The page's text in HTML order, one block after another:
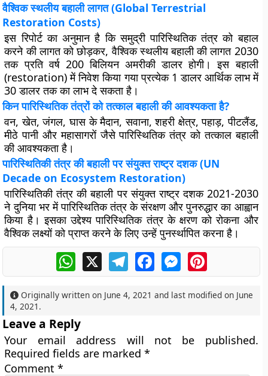
वैश्विक स्थलीय बहाली लागत (Global Terrestrial
Restoration Costs)
इस रिपोर्ट का अनुमान है कि समुद्री पारिस्थितिक तंत्र को बहाल
करने की लागत को छोड़कर, वैश्विक स्थलीय बहाली की लागत 2030
तक प्रति वर्ष 200 बिलियन अमरीकी डालर होगी। इस बहाली
(restoration) में निवेश किया गया प्रत्येक 1 डालर आर्थिक लाभ में
30 डालर तक का लाभ दे सकता है।
किन पारिस्थितिक तंत्रों को तत्काल बहाली की आवश्यकता है?
वन, खेत, जंगल, घास के मैदान, सवाना, शहरी क्षेत्र, पहाड़, पीटलैंड,
मीठे पानी और महासागरों जैसे पारिस्थितिक तंत्र को तत्काल बहाली
की आवश्यकता है।
पारिस्थितिकी तंत्र की बहाली पर संयुक्त राष्ट्र दशक (UN
Decade on Ecosystem Restoration)
पारिस्थितिकी तंत्र की बहाली पर संयुक्त राष्ट्र दशक 2021-2030
ने दुनिया भर में पारिस्थितिक तंत्र के संरक्षण और पुनरुद्धार का आह्वान
किया है। इसका उद्देश्य पारिस्थितिक तंत्र के क्षरण को रोकना और
वैश्विक लक्ष्यों को प्राप्त करने के लिए उन्हें पुनर्स्थापित करना है।
WhatsApp
X TelegramFacebookMessengerPinterest
Originally written on June 4, 2021 and last modified on June
4, 2021 .
Leave a Reply
Your email address will not be published.
Required fields are marked*
Comment*